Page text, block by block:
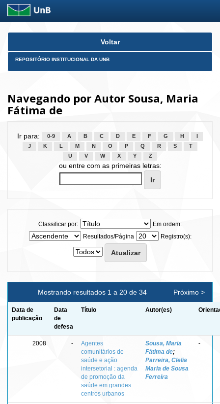
Skip
Voltar
REPOSITÓRIO INSTITUCIONAL DA UNB
Navegando por Autor Sousa, Maria
Fátima de
Ir para: 0-9 A B C D E F G H
J
K L M N O P Q R S
T
U
V W X Y Z
ou entre com as primeiras letras:
Classificar por:
Em ordem:
Resultados/Página
Registro(s):
Mostrando resultados 1 a 20 de 34 Próximo >
Data de
publicação
Data
de
defesa
Título Autor(es)
2008 -
Agentes
comunitários de
saúde e ação
intersetorial : agenda
de promoção da
saúde em grandes
centros urbanos
Sousa, Maria
Fátima de;
Parreira, Clelia
Maria de Sousa
Ferreira
-